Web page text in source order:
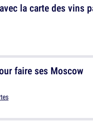
la carte des vins
faire ses Moscow